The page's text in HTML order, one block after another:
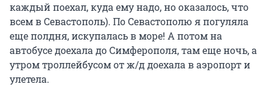
каждый поехал, куда ему надо, но оказалось, что
всем в Севастополь). По Севастополю я погуляла
еще полдня, искупалась в море! А потом на
автобусе доехала до Симферополя, там еще ночь, а
утром троллейбусом от ж/д доехала в аэропорт и
улетела.